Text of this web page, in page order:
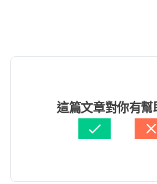
這篇文章對你有幫